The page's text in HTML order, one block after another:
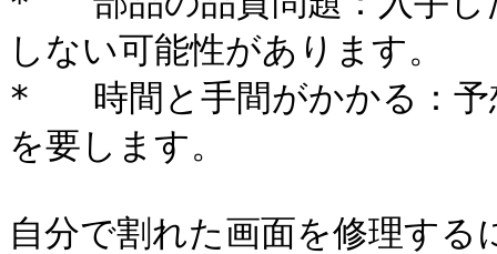
しない可能性があります。
*   時間と手間がかかる：予
を要します。
自分で割れた画面を修理す